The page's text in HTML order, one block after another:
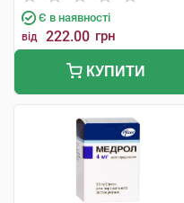
Є в наявності
від 222.00 грн
КУПИТИ